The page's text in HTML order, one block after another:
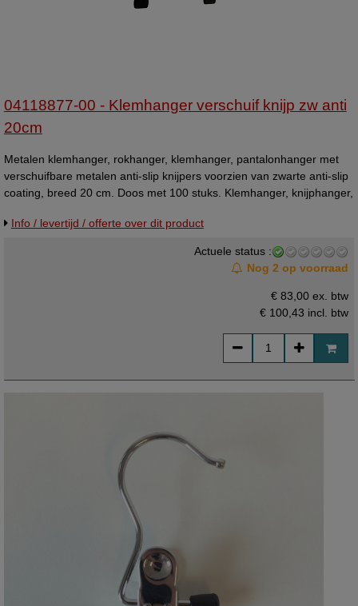
04118877-00 - Klemhanger verschuif knijp zw anti
20cm
Metalen klemhanger, rokhanger, klemhanger, pantalonhanger met
verschuifbare metalen anti-slip knijpers voorzien van zwarte anti-slip
coating, breed 20 cm. Doos met 100 stuks. Klemhanger, knijphanger,
Info / levertijd / offerte over dit product
Actuele status :
Nog 2 op voorraad
€ 83,00 ex. btw
€ 100,43 incl. btw